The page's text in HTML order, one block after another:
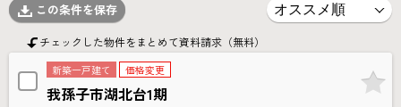
この条件を保存
チェックした物件をまとめて資料請求（無料）
新築一戸建て 価格変更
我孫子市湖北台1期